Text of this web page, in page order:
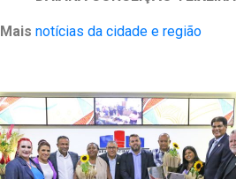
Mais notícias da cidade e região